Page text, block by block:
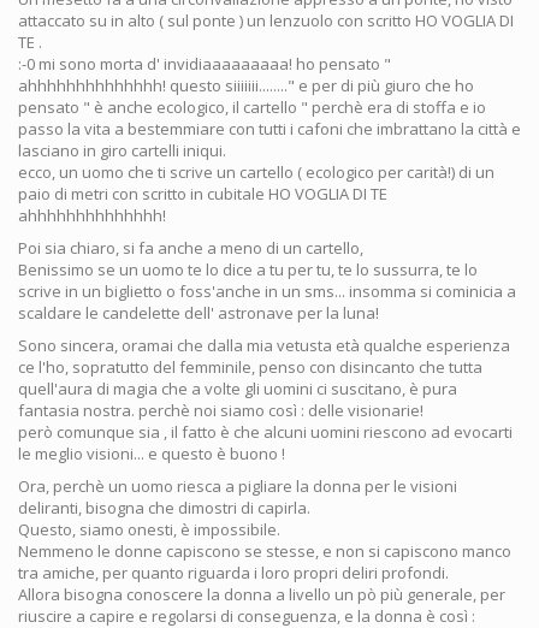
attaccato su in alto ( sul ponte ) un lenzuolo con scritto HO VOGLIA DI
TE .
:-0 mi sono morta d' invidiaaaaaaaaa! ho pensato "
ahhhhhhhhhhhhhh! questo siiiiiii........" e per di più giuro che ho
pensato " è anche ecologico, il cartello " perchè era di stoffa e io
passo la vita a bestemmiare con tutti i cafoni che imbrattano la città e
lasciano in giro cartelli iniqui.
ecco, un uomo che ti scrive un cartello ( ecologico per carità!) di un
paio di metri con scritto in cubitale HO VOGLIA DI TE
ahhhhhhhhhhhhhh!
Poi sia chiaro, si fa anche a meno di un cartello,
Benissimo se un uomo te lo dice a tu per tu, te lo sussurra, te lo
scrive in un biglietto o foss'anche in un sms... insomma si cominicia a
scaldare le candelette dell' astronave per la luna!
Sono sincera, oramai che dalla mia vetusta età qualche esperienza
ce l'ho, sopratutto del femminile, penso con disincanto che tutta
quell'aura di magia che a volte gli uomini ci suscitano, è pura
fantasia nostra. perchè noi siamo così : delle visionarie!
però comunque sia , il fatto è che alcuni uomini riescono ad evocarti
le meglio visioni... e questo è buono !
Ora, perchè un uomo riesca a pigliare la donna per le visioni
deliranti, bisogna che dimostri di capirla.
Questo, siamo onesti, è impossibile.
Nemmeno le donne capiscono se stesse, e non si capiscono manco
tra amiche, per quanto riguarda i loro propri deliri profondi.
Allora bisogna conoscere la donna a livello un pò più generale, per
riuscire a capire e regolarsi di conseguenza, e la donna è così :